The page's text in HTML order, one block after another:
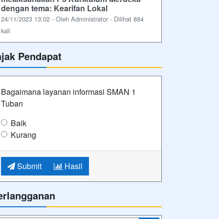
dengan tema: Kearifan Lokal
24/11/2023 13:02 - Oleh Administrator - Dilihat 884
kali
Pendapat
Bagaimana layanan informasi SMAN 1
Tuban
Baik
Kurang
Submit Hasil